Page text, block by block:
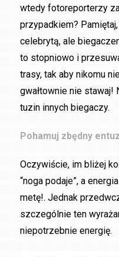
wtedy fotoreporterzy
przypadkiem?
celebrytą, ale
to stopniowo i
trasy, tak aby nikomu
gwałtownie nie stawaj!
tuzin innych biegaczy.
Pohamuj zbędny
Oczywiście, im bliżej
“noga podaje”, a
metę!. Jednak
szczególnie ten
niepotrzebnie energię.